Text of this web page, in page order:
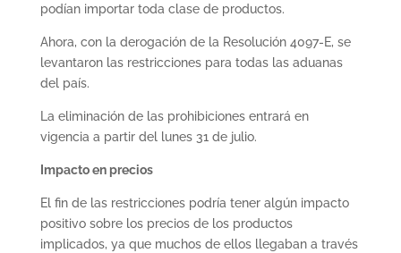
podían importar toda clase de productos.
Ahora, con la derogación de la Resolución 4097-E, se
levantaron las restricciones para todas las aduanas
del país.
La eliminación de las prohibiciones entrará en
vigencia a partir del lunes 31 de julio.
Impacto en precios
El fin de las restricciones podría tener algún impacto
positivo sobre los precios de los productos
implicados, ya que muchos de ellos llegaban a través